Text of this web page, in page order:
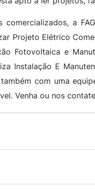
comercializados, a
Projeto Elétrico
Fotovoltaica e
Instalação E
com uma
Venha ou nos